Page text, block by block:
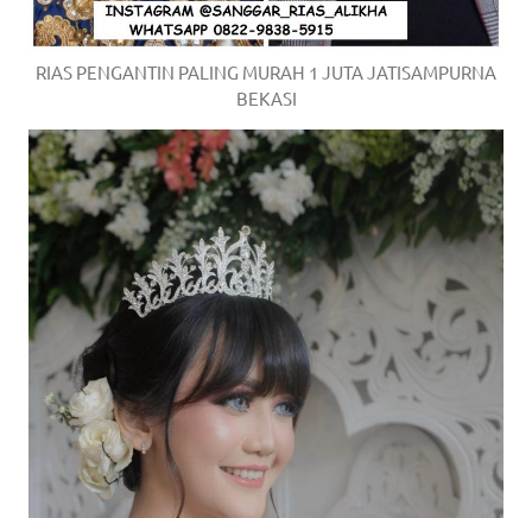
RIAS PENGANTIN PALING MURAH 1 JUTA JATISAMPURNA
BEKASI